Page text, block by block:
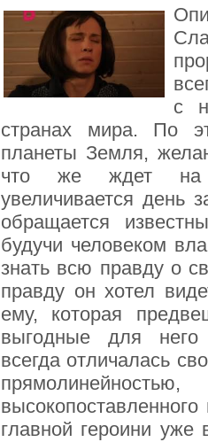
с
странах мира. По
планеты Земля,
что же ждет на
увеличивается
обращается
будучи человеком
знать всю правду о
правду он хотел
ему, которая
выгодные для него
всегда отличалась
главной героини